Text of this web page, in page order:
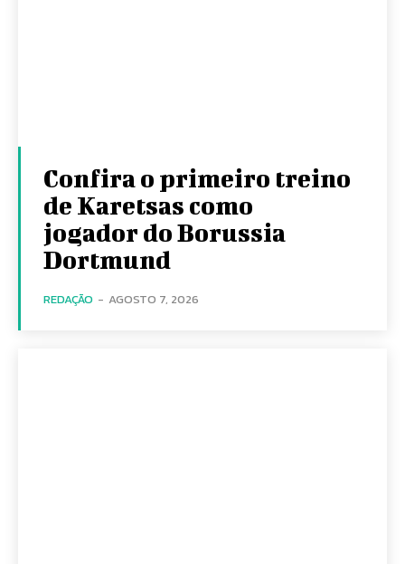
Confira o primeiro treino
de Karetsas como
jogador do Borussia
Dortmund
REDAÇÃO - AGOSTO 7, 2026